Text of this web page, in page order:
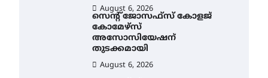
August 6, 2026
സെന്റ് ജോസഫ്സ് കോളജ്
കോമേഴ്‌സ്
അസോസിയേഷന്
തുടക്കമായി
August 6, 2026